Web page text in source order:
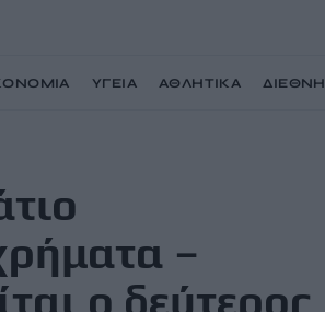
ΥΓΕΙΑ ΑΘΛΗΤΙΚΑ ΔΙΕΘΝΗ
ο ένας, αναζητείται ο δεύτερος
–
ο δεύτερος